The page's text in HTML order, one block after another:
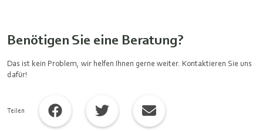
Benötigen Sie eine Beratung?
Das ist kein Problem, wir helfen Ihnen gerne weiter. Kontaktieren Sie uns
dafür!
Teilen